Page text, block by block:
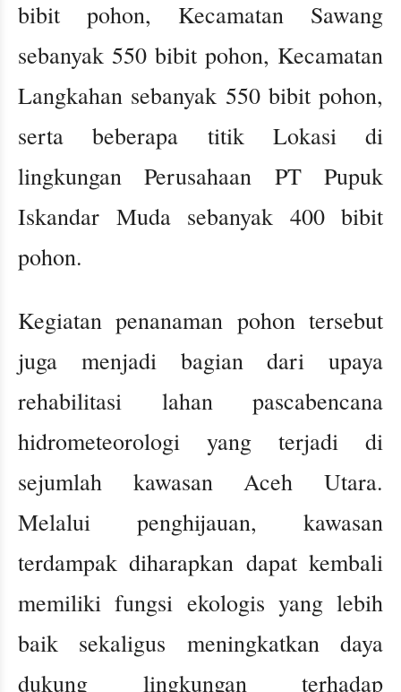
bibit pohon, Kecamatan Sawang
sebanyak 550 bibit pohon, Kecamatan
Langkahan sebanyak 550 bibit pohon,
serta beberapa titik Lokasi di
lingkungan Perusahaan PT Pupuk
Iskandar Muda sebanyak 400 bibit
pohon.
Kegiatan penanaman pohon tersebut
juga menjadi bagian dari upaya
rehabilitasi lahan pascabencana
hidrometeorologi yang terjadi di
sejumlah kawasan Aceh Utara.
Melalui penghijauan, kawasan
terdampak diharapkan dapat kembali
memiliki fungsi ekologis yang lebih
baik sekaligus meningkatkan daya
dukung lingkungan terhadap